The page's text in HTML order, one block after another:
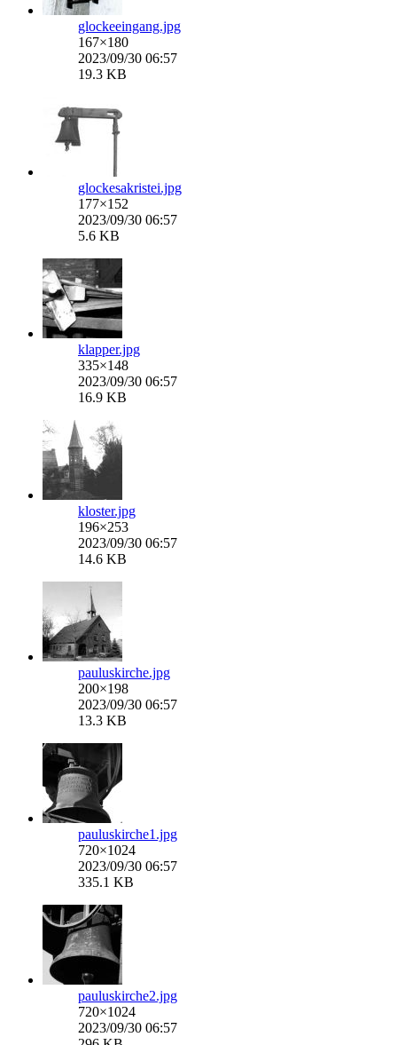
glockeeingang.jpg
167×180
2023/09/30 06:57
19.3 KB
glockesakristei.jpg
177×152
2023/09/30 06:57
5.6 KB
klapper.jpg
335×148
2023/09/30 06:57
16.9 KB
kloster.jpg
196×253
2023/09/30 06:57
14.6 KB
pauluskirche.jpg
200×198
2023/09/30 06:57
13.3 KB
pauluskirche1.jpg
720×1024
2023/09/30 06:57
335.1 KB
pauluskirche2.jpg
720×1024
2023/09/30 06:57